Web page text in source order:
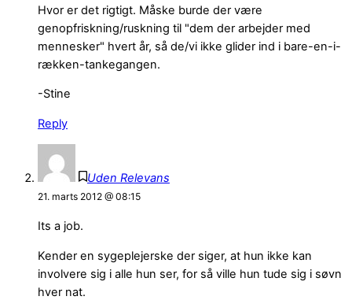
Hvor er det rigtigt. Måske burde der være
genopfriskning/ruskning til "dem der arbejder med
mennesker" hvert år, så de/vi ikke glider ind i bare-en-i-
rækken-tankegangen.
-Stine
Reply
Uden Relevans
21. marts 2012 @ 08:15
Its a job.
Kender en sygeplejerske der siger, at hun ikke kan
involvere sig i alle hun ser, for så ville hun tude sig i søvn
hver nat.